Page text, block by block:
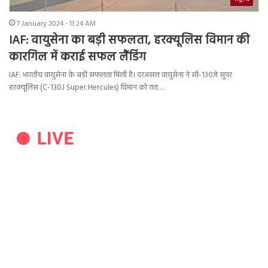
7 January 2024 - 11:24 AM
IAF: वायुसेना का बड़ी सफलता, हरक्यूलिस विमान की
कारगिल में कराई सफल लैंडिंग
IAF: भारतीय वायुसेना के बड़ी सफलता मिली है। दरअसल वायुसेना ने सी-130जे सुपर
हरक्यूलिस (C-130J Super Hercules) विमान को रात…